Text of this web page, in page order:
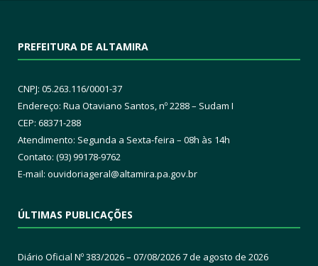
PREFEITURA DE ALTAMIRA
CNPJ: 05.263.116/0001-37
Endereço: Rua Otaviano Santos, nº 2288 – Sudam I
CEP: 68371-288
Atendimento: Segunda a Sexta-feira – 08h às 14h
Contato: (93) 99178-9762
E-mail: ouvidoriageral@altamira.pa.gov.br
ÚLTIMAS PUBLICAÇÕES
Diário Oficial Nº 383/2026 – 07/08/20267 de agosto de 2026